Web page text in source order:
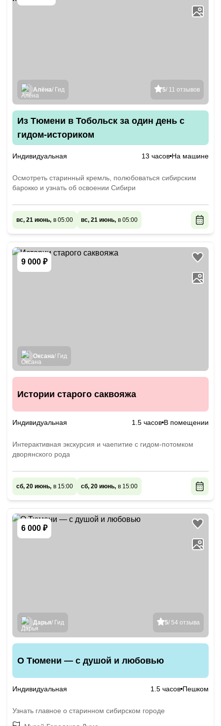
5/ 11 отзывов
Алёна/ Гид
Из Тюмени в Тобольск за один день с
гидом-историком
Индивидуальная 13 часов На машине
Осмотреть старинный кремль, полюбоваться сибирским
барокко и узнать об освоении Сибири
вс, 21 июнь, в 05:00 вс, 21 июнь, в 05:00
9 000 ₽
Оксана/ Гид
Истории старого саквояжа
Индивидуальная 1.5 часов В помещении
Интерактивная экскурсия и чаепитие с гидом-потомком
дворянского рода
сб, 20 июнь, в 15:00 сб, 20 июнь, в 15:00
6 000 ₽
5/ 54 отзыва
Дарья/ Гид
О Тюмени — с душой и любовью
Индивидуальная 1.5 часов Пешком
Узнать главное о старинном сибирском городе